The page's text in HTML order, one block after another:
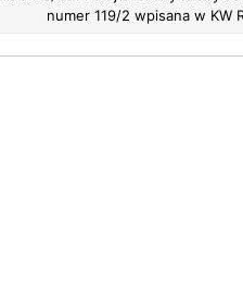
numer 119/2 wpisana w KW